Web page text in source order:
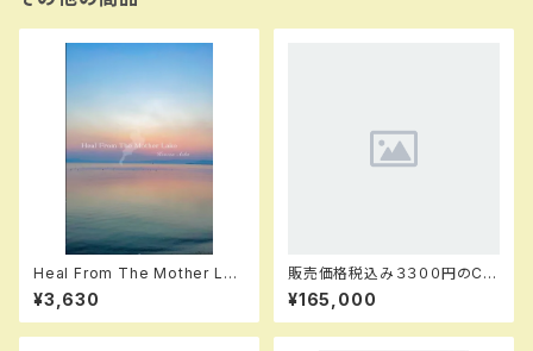
Heal From The Mother Lak
e
¥3,630
販売価格税込み３３００円のCD
を同一商品１ケース 「宇宙の
波動」「清音」「目醒」
¥165,000